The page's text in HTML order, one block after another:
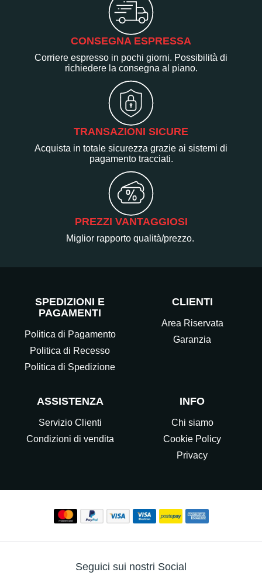
CONSEGNA ESPRESSA
Corriere espresso in pochi giorni. Possibilità di
richiedere la consegna al piano.
TRANSAZIONI SICURE
Acquista in totale sicurezza grazie ai sistemi di
pagamento tracciati.
PREZZI VANTAGGIOSI
Miglior rapporto qualità/prezzo.
SPEDIZIONI E
PAGAMENTI
Politica di Pagamento
Politica di Recesso
Politica di Spedizione
CLIENTI
Area Riservata
Garanzia
ASSISTENZA
Servizio Clienti
Condizioni di vendita
INFO
Chi siamo
Cookie Policy
Privacy
Seguici sui nostri Social